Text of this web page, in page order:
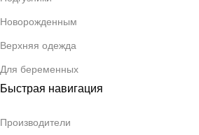
Новорожденным
Верхняя одежда
Для беременных
Быстрая навигация
Производители